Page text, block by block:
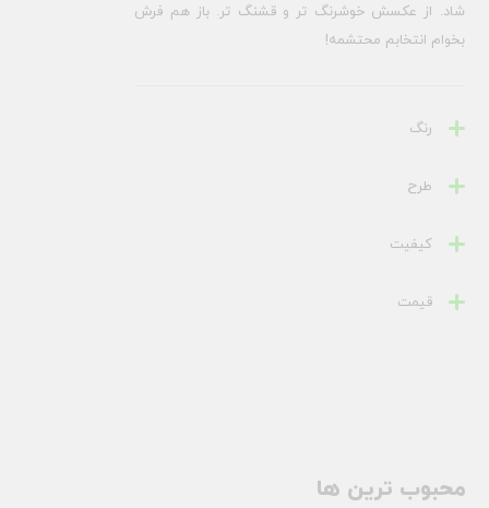
شاد. از عکسش خوشرنگ تر و قشنگ تر. باز هم فرش
بخوام انتخابم محتشمه!
رنگ
طرح
کیفیت
قیمت
محبوب ترین ها